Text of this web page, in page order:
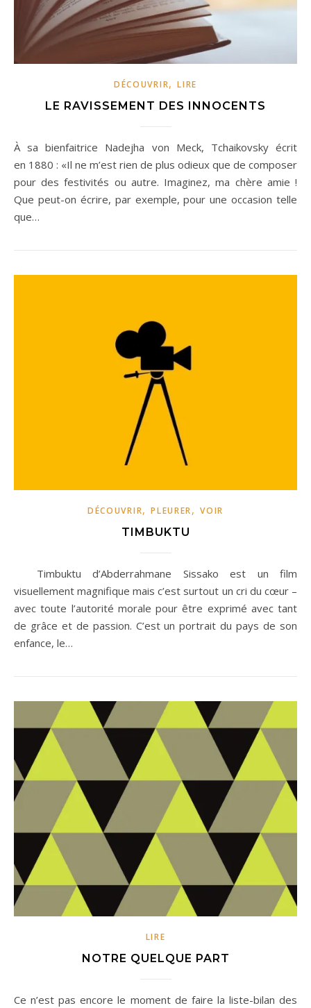
DÉCOUVRIR,LIRE
LE RAVISSEMENT DES INNOCENTS
À sa bienfaitrice Nadejha von Meck, Tchaikovsky écrit
en 1880 : «Il ne m’est rien de plus odieux que de composer
pour des festivités ou autre. Imaginez, ma chère amie !
Que peut-on écrire, par exemple, pour une occasion telle
que…
DÉCOUVRIR,PLEURER,VOIR
TIMBUKTU
Timbuktu d’Abderrahmane Sissako est un film
visuellement magnifique mais c’est surtout un cri du cœur –
avec toute l’autorité morale pour être exprimé avec tant
de grâce et de passion. C’est un portrait du pays de son
enfance, le…
LIRE
NOTRE QUELQUE PART
Ce n’est pas encore le moment de faire la liste-bilan des